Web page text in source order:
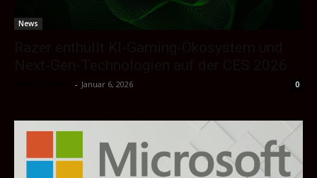
News
- Januar 6, 2026 0